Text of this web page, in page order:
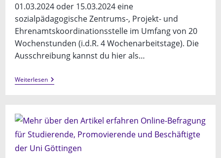
01.03.2024 oder 15.03.2024 eine
sozialpädagogische Zentrums-, Projekt- und
Ehrenamtskoordinationsstelle im Umfang von 20
Wochenstunden (i.d.R. 4 Wochenarbeitstage). Die
Ausschreibung kannst du hier als…
WeiterlesenNeu:
Stellenausschreibung
Ehrenamtskoordination